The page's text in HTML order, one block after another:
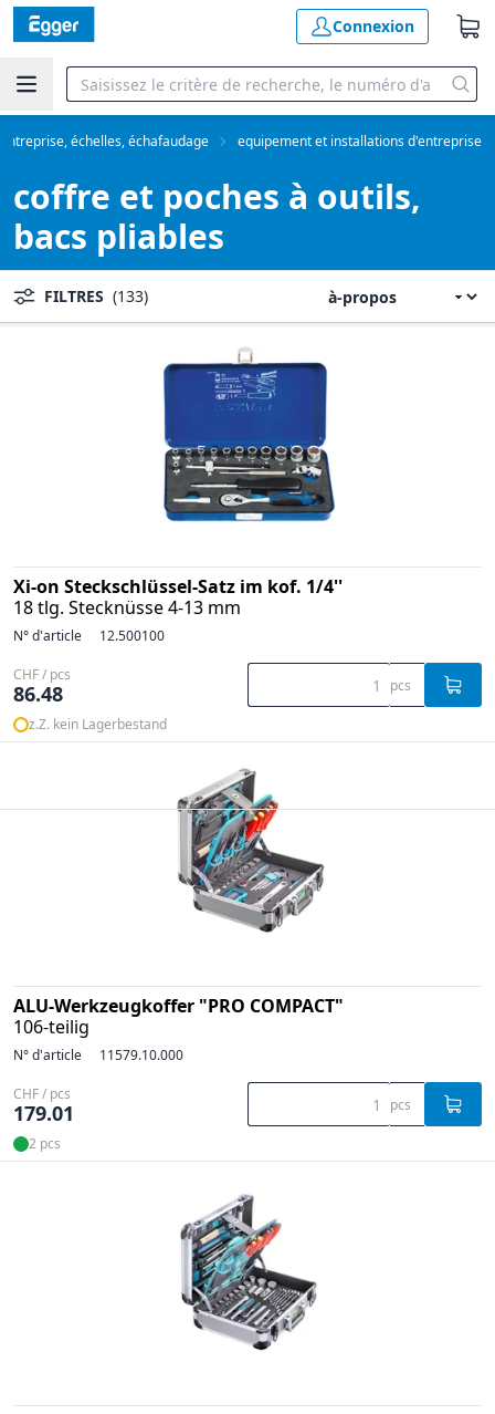
Connexion
échelles, échafaudage equipement et installations d'entreprise
coffre et poches à outils,
bacs pliables
FILTRES (133)
Xi-on Steckschlüssel-Satz im kof. 1/4''
18 tlg. Stecknüsse 4-13 mm
N° d'article 12.500100
CHF / pcs
86.48 pcs
z.Z. kein Lagerbestand
ALU-Werkzeugkoffer "PRO COMPACT"
106-teilig
N° d'article 11579.10.000
CHF / pcs
179.01 pcs
2 pcs